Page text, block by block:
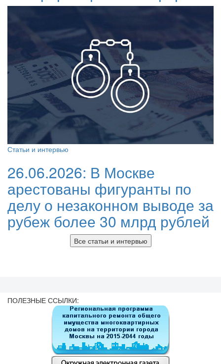
Статьи и интервью
26.06.2026: В Москве
арестованы фигуранты по
делу о незаконном выводе за
рубеж более 30 млрд рублей
Все статьи и интервью
ПОЛЕЗНЫЕ ССЫЛКИ: